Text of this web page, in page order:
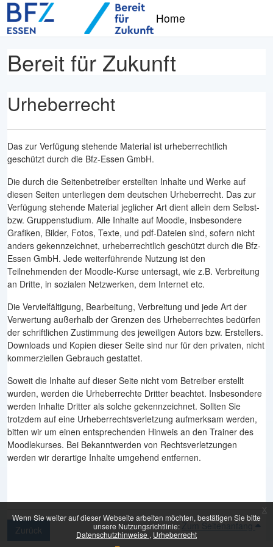
Zum Hauptinhalt
Wenn Sie weiter auf dieser Webseite arbeiten möchten, bestätigen Sie bitte
unsere Nutzungsrichtlinie:
Datenschutzhinweise
Urheberrecht
x
Home
Bereit für Zukunft
Urheberrecht
Das zur Verfügung stehende Material ist urheberrechtlich
geschützt durch die Bfz-Essen GmbH.
Die durch die Seitenbetreiber erstellten Inhalte und Werke auf
diesen Seiten unterliegen dem deutschen Urheberrecht. Das zur
Verfügung stehende Material jeglicher Art dient allein dem Selbst-
bzw. Gruppenstudium. Alle Inhalte auf Moodle, insbesondere
Grafiken, Bilder, Fotos, Texte, und pdf-Dateien sind, sofern nicht
anders gekennzeichnet, urheberrechtlich geschützt durch die Bfz-
Essen GmbH. Jede weiterführende Nutzung ist den
Teilnehmenden der Moodle-Kurse untersagt, wie z.B. Verbreitung
an Dritte, in sozialen Netzwerken, dem Internet etc.
Die Vervielfältigung, Bearbeitung, Verbreitung und jede Art der
Verwertung außerhalb der Grenzen des Urheberrechtes bedürfen
der schriftlichen Zustimmung des jeweiligen Autors bzw. Erstellers.
Downloads und Kopien dieser Seite sind nur für den privaten, nicht
kommerziellen Gebrauch gestattet.
Soweit die Inhalte auf dieser Seite nicht vom Betreiber erstellt
wurden, werden die Urheberrechte Dritter beachtet. Insbesondere
werden Inhalte Dritter als solche gekennzeichnet. Sollten Sie
trotzdem auf eine Urheberrechtsverletzung aufmerksam werden,
bitten wir um einen entsprechenden Hinweis an den Trainer des
Moodlekurses. Bei Bekanntwerden von Rechtsverletzungen
werden wir derartige Inhalte umgehend entfernen.
Zurück Zum Seitenanfang